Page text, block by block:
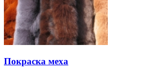
Покраска меха